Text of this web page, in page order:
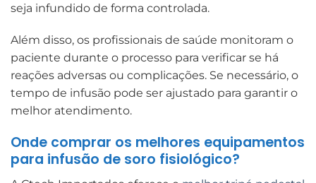
seja infundido de forma controlada.
Além disso, os profissionais de saúde monitoram o
paciente durante o processo para verificar se há
reações adversas ou complicações. Se necessário, o
tempo de infusão pode ser ajustado para garantir o
melhor atendimento.
Onde comprar os melhores equipamentos
para infusão de soro fisiológico?